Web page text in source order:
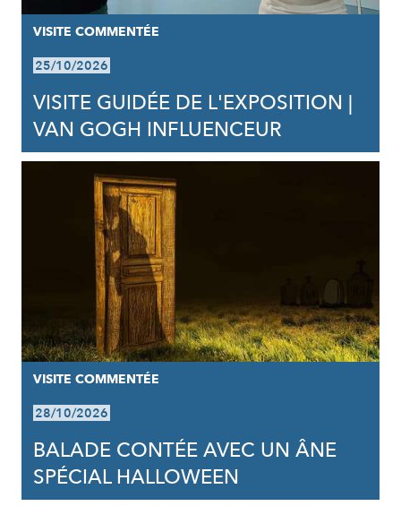
VISITE COMMENTÉE
25/10/2026
VISITE GUIDÉE DE L'EXPOSITION |
VAN GOGH INFLUENCEUR
VISITE COMMENTÉE
28/10/2026
BALADE CONTÉE AVEC UN ÂNE
SPÉCIAL HALLOWEEN